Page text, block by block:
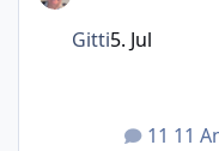
11
Gitti5. Jul